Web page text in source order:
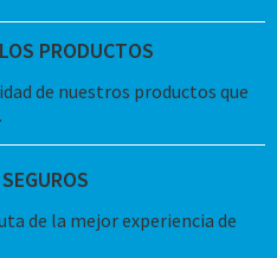
PRODUCTOS
de nuestros productos que
de la mejor experiencia de